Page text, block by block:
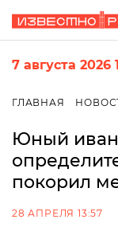
7 августа 2026
ГЛАВНАЯ
Юный
покорил
28 АПРЕЛЯ 13:57